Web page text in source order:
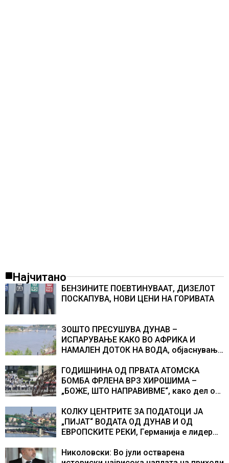
Најчитано
БЕНЗИНИТЕ ПОЕВТИНУВААТ, ДИЗЕЛОТ
ПОСКАПУВА, НОВИ ЦЕНИ НА ГОРИВАТА
ЗОШТО ПРЕСУШУВА ДУНАВ –
ИСПАРУВАЊЕ КАКО ВО АФРИКА И
НАМАЛЕН ДОТОК НА ВОДА, објаснување
ГОДИШНИНА ОД ПРВАТА АТОМСКА
БОМБА ФРЛЕНА ВРЗ ХИРОШИМА –
„БОЖЕ, ШТО НАПРАВИВМЕ“, како дел од
учесниците во бомбардирањето го
доживуваа овој настан што го промени
текот на историјата
КОЛКУ ЦЕНТРИТЕ ЗА ПОДАТОЦИ ЈА
„ПИЈАТ“ ВОДАТА ОД ДУНАВ И ОД
ЕВРОПСКИТЕ РЕКИ, Германија е лидер
центри за податоци
Николовски: Во јули остварена